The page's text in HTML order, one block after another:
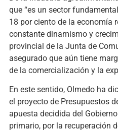
que “es un sector
18 por ciento de la economía
constante dinamismo y
provincial de la Junta de
asegurado que aún tiene
de la comercialización y la
En este sentido, Olmedo ha
el proyecto de Presupuestos
apuesta decidida del
primario, por la recuperación